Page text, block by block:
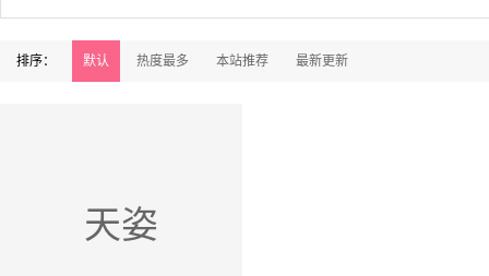
排序： 默认 热度最多 本站推荐 最新更新
天姿